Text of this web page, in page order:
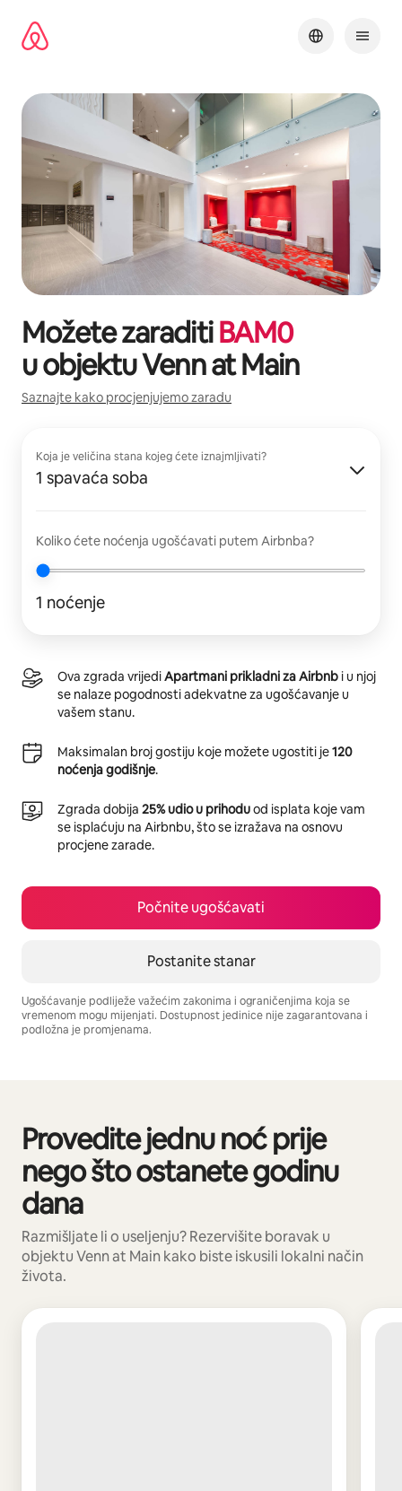
sadržaj
Možete zaraditiBAM0
u objektuVenn at Main
Saznajte kako procjenjujemo zaradu
Koja je veličina stana kojeg ćete iznajmljivati?
1 spavaća soba
Koliko ćete noćenja ugošćavati putem Airbnba?
1 noćenje
Ova zgrada vrijediApartmani prikladni za Airbnb i u njoj
se nalaze pogodnosti adekvatne za ugošćavanje u
vašem stanu.
Maksimalan broj gostiju koje možete ugostiti je120
noćenja godišnje.
Zgrada dobija 25% udio u prihoduod isplata koje vam
se isplaćuju na Airbnbu, što se izražava na osnovu
procjene zarade.
Počnite ugošćavati
Postanite stanar
Ugošćavanje podliježe važećim zakonima i ograničenjima koja se
vremenom mogu mijenjati. Dostupnost jedinice nije zagarantovana i
podložna je promjenama.
Provedite jednu noć prije
nego što ostanete godinu
dana
Razmišljate li o useljenju? Rezervišite boravak u
objektu Venn at Main kako biste iskusili lokalni način
života.
Prikazano 0 od 0 stavki